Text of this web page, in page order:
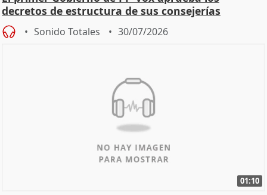
decretos de estructura de sus consejerías
Sonido Totales 30/07/2026
01:10